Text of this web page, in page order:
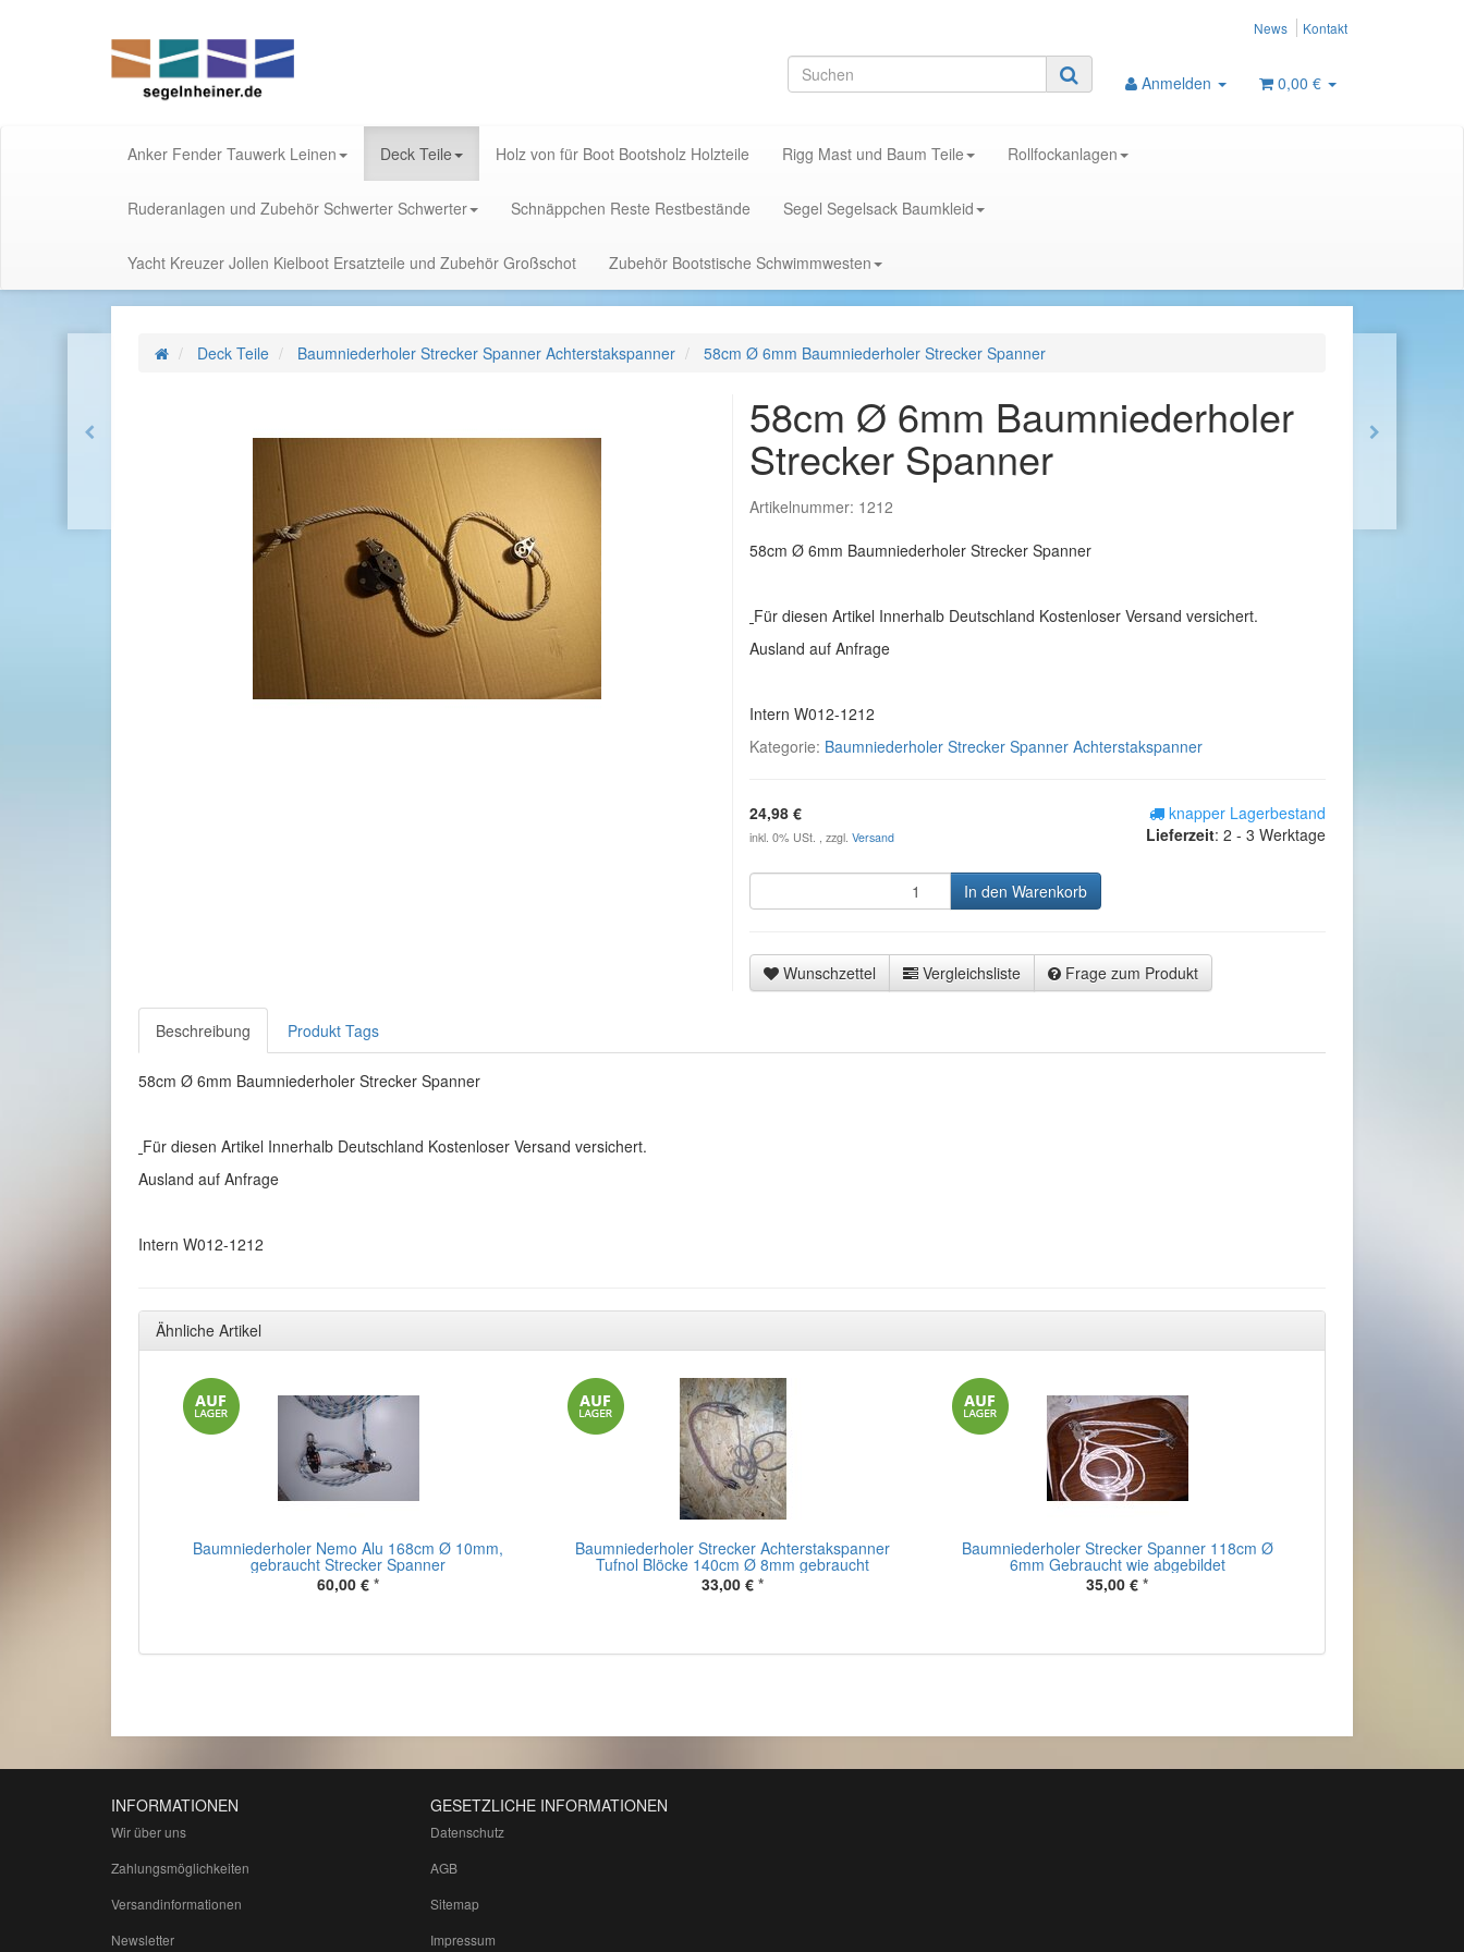
News Kontakt
Anmelden 0,00 €
Anker Fender Tauwerk Leinen Deck Teile Holz von für Boot Bootsholz Holzteile Rigg Mast und Baum Teile Rollfockanlagen
Ruderanlagen und Zubehör Schwerter Schwerter Schnäppchen Reste Restbestände Segel Segelsack Baumkleid
Yacht Kreuzer Jollen Kielboot Ersatzteile und Zubehör Großschot Zubehör Bootstische Schwimmwesten
Deck Teile Baumniederholer Strecker Spanner Achterstakspanner 58cm Ø 6mm Baumniederholer Strecker Spanner
58cm Ø 6mm Baumniederholer
Strecker Spanner
Artikelnummer: 1212
58cm Ø 6mm Baumniederholer Strecker Spanner
Für diesen Artikel Innerhalb Deutschland Kostenloser Versand versichert.
Ausland auf Anfrage
Intern W012-1212
Kategorie: Baumniederholer Strecker Spanner Achterstakspanner
24,98 €
inkl. 0% USt. , zzgl. Versand
knapper Lagerbestand
Lieferzeit: 2 - 3 Werktage
In den Warenkorb
Wunschzettel Vergleichsliste Frage zum Produkt
Beschreibung Produkt Tags
58cm Ø 6mm Baumniederholer Strecker Spanner
Für diesen Artikel Innerhalb Deutschland Kostenloser Versand versichert.
Ausland auf Anfrage
Intern W012-1212
Ähnliche Artikel
Baumniederholer Nemo Alu 168cm Ø 10mm,
gebraucht Strecker Spanner
60,00 € *
Baumniederholer Strecker Achterstakspanner
Tufnol Blöcke 140cm Ø 8mm gebraucht
33,00 € *
Baumniederholer Strecker Spanner 118cm Ø
6mm Gebraucht wie abgebildet
35,00 € *
INFORMATIONEN
Wir über uns
Zahlungsmöglichkeiten
Versandinformationen
Newsletter
GESETZLICHE INFORMATIONEN
Datenschutz
AGB
Sitemap
Impressum